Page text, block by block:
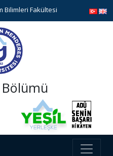
Bilimleri Fakültesi